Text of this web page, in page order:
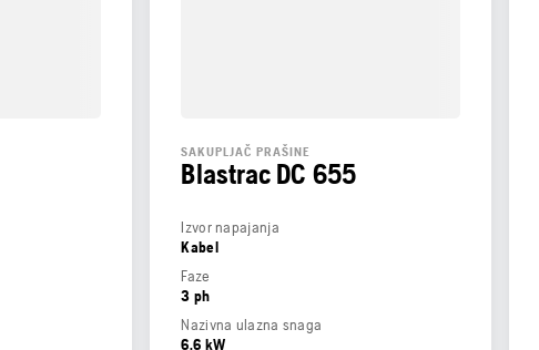
SAKUPLJAČ PRAŠINE
Blastrac DC 655
Izvor napajanja
Kabel
Faze
3 ph
Nazivna ulazna snaga
6,6 kW